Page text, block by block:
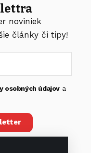
noviniek
články či tipy!
osobných údajova